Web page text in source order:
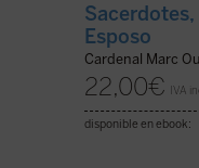
Esposo
Cardenal Marc
22,00€ IVA
disponible en ebook: